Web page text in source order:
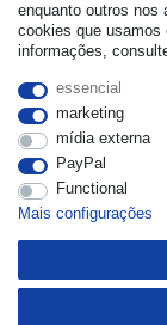
© Copyright
reserved.
| * Applies
enquanto outros nos
cookies que usamos
informações,
essencial
marketing
mídia externa
PayPal
Functional
Mais configurações